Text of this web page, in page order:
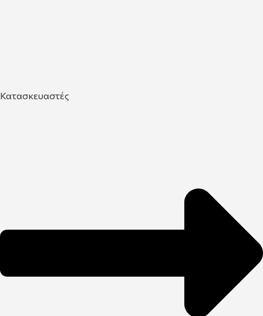
Κατασκευαστές